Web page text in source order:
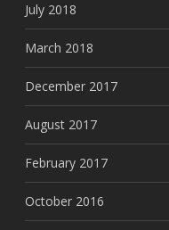
July 2018
March 2018
December 2017
August 2017
February 2017
October 2016